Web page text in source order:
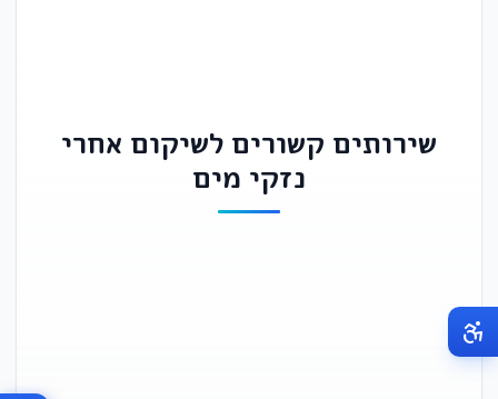
שירותים קשורים לשיקום אחרי
נזקי מים